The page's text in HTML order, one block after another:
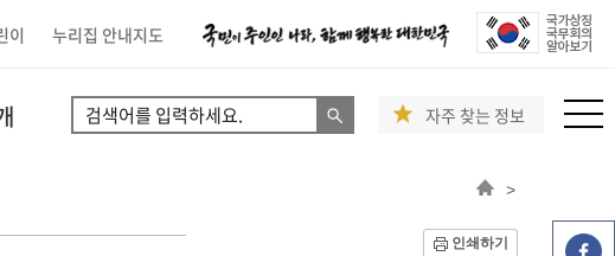
이 누리집 안내지도
자주 찾는 정보
>
인쇄하기